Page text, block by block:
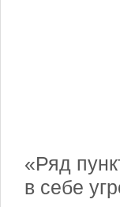
«Ряд
в себе